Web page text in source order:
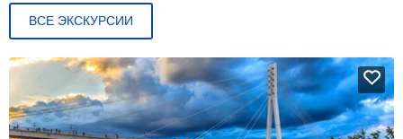
ВСЕ ЭКСКУРСИИ